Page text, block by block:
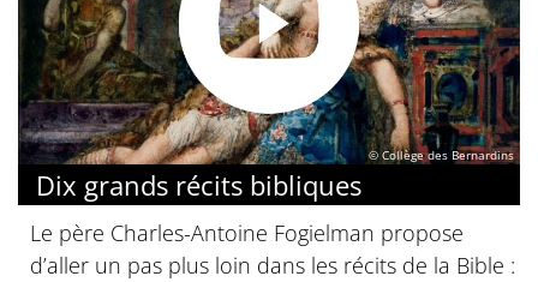
© Collège des Bernardins
Dix grands récits bibliques
Le père Charles-Antoine Fogielman propose
d’aller un pas plus loin dans les récits de la Bible :